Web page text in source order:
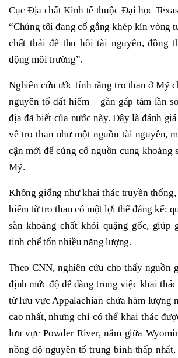
Cục Địa chất Kinh tế thuộc Đại học
“Chúng tôi đang cố gắng khép kín vòng
chất thải để thu hồi tài nguyên, đồng
động môi trường”.
Nghiên cứu ước tính rằng tro than ở Mỹ
nguyên tố đất hiếm – gần gấp tám lần
địa đã biết của nước này. Đây là đánh
về tro than như một nguồn tài nguyên,
cận mới để củng cố nguồn cung khoáng
Mỹ.
Không giống như khai thác truyền
hiếm từ tro than có một lợi thế đáng kể:
sẵn khoáng chất khỏi quặng gốc, giúp
tinh chế tốn nhiều năng lượng.
Theo CNN, nghiên cứu cho thấy nguồn
định mức độ dễ dàng trong việc khai
từ lưu vực Appalachian chứa hàm lượng
cao nhất, nhưng chỉ có thể khai thác
lưu vực Powder River, nằm giữa
nồng độ nguyên tố trung bình thấp